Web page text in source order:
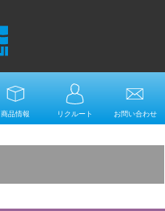
商品情報 リクルート お問い合わせ